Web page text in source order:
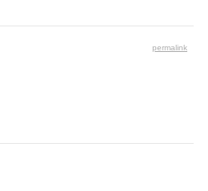
permalink